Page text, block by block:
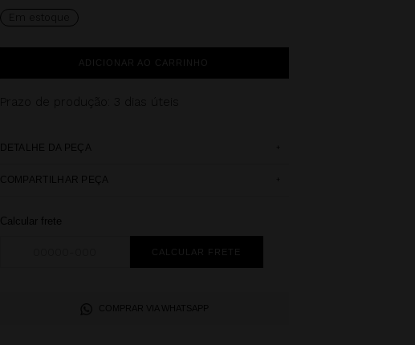
Em estoque
ADICIONAR AO CARRINHO
Prazo de produção : 3 dias úteis
DETALHE DA PEÇA +
COMPARTILHAR PEÇA +
Calcular frete
COMPRAR VIA WHATSAPP